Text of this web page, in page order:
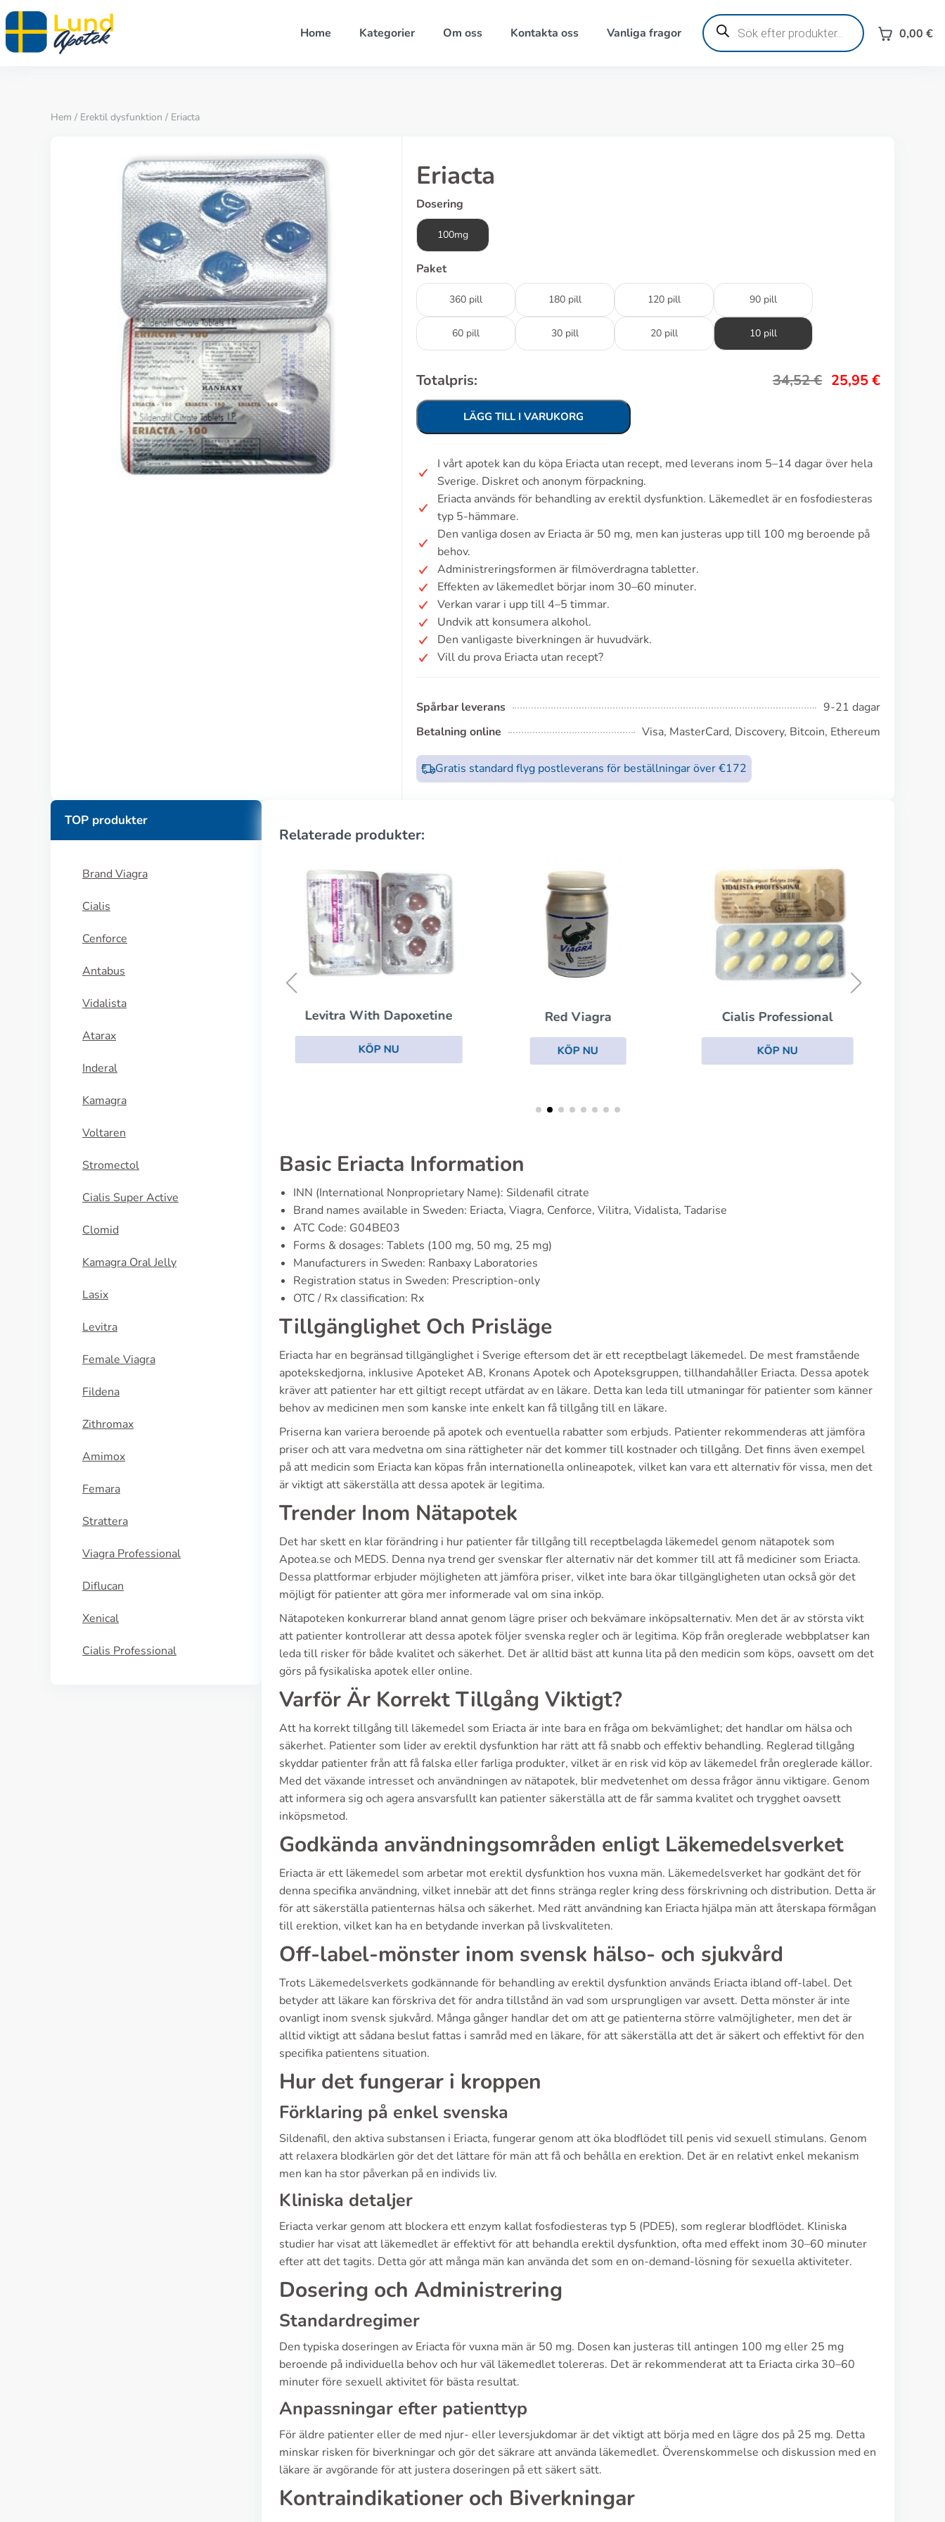
Home Kategorier Om oss Kontakta oss Vanliga fragor
Produktsökning
0,00 €
Hem / Erektil dysfunktion / Eriacta
Eriacta
Dosering
100mg
Paket
360 pill 180 pill 120 pill 90 pill
60 pill 30 pill 20 pill 10 pill
Totalpris: 34,52€ 25,95€
LÄGG TILL I VARUKORG
I vårt apotek kan du köpa Eriacta utan recept, med leverans inom 5–14 dagar över hela
Sverige. Diskret och anonym förpackning.
Eriacta används för behandling av erektil dysfunktion. Läkemedlet är en fosfodiesteras
typ 5-hämmare.
Den vanliga dosen av Eriacta är 50 mg, men kan justeras upp till 100 mg beroende på
behov.
Administreringsformen är filmöverdragna tabletter.
Effekten av läkemedlet börjar inom 30–60 minuter.
Verkan varar i upp till 4–5 timmar.
Undvik att konsumera alkohol.
Den vanligaste biverkningen är huvudvärk.
Vill du prova Eriacta utan recept?
Spårbar leverans
9-21 dagar
Betalning online
Visa, MasterCard, Discovery, Bitcoin, Ethereum
Gratis standard flyg postleverans för beställningar över €172
TOP produkter
Brand Viagra
Cialis
Cenforce
Antabus
Vidalista
Atarax
Inderal
Kamagra
Voltaren
Stromectol
Cialis Super Active
Clomid
Kamagra Oral Jelly
Lasix
Levitra
Female Viagra
Fildena
Zithromax
Amimox
Femara
Strattera
Viagra Professional
Diflucan
Xenical
Cialis Professional
Relaterade produkter:
Red Viagra
KÖP NU
Cialis Professional
KÖP NU
Viagra
Basic Eriacta Information
INN (International Nonproprietary Name): Sildenafil citrate
Brand names available in Sweden: Eriacta, Viagra, Cenforce, Vilitra, Vidalista, Tadarise
ATC Code: G04BE03
Forms & dosages: Tablets (100 mg, 50 mg, 25 mg)
Manufacturers in Sweden: Ranbaxy Laboratories
Registration status in Sweden: Prescription-only
OTC / Rx classification: Rx
Tillgänglighet Och Prisläge
Eriacta har en begränsad tillgänglighet i Sverige eftersom det är ett receptbelagt läkemedel. De mest framstående
apotekskedjorna, inklusive Apoteket AB, Kronans Apotek och Apoteksgruppen, tillhandahåller Eriacta. Dessa apotek
kräver att patienter har ett giltigt recept utfärdat av en läkare. Detta kan leda till utmaningar för patienter som känner
behov av medicinen men som kanske inte enkelt kan få tillgång till en läkare.
Priserna kan variera beroende på apotek och eventuella rabatter som erbjuds. Patienter rekommenderas att jämföra
priser och att vara medvetna om sina rättigheter när det kommer till kostnader och tillgång. Det finns även exempel
på att medicin som Eriacta kan köpas från internationella onlineapotek, vilket kan vara ett alternativ för vissa, men det
är viktigt att säkerställa att dessa apotek är legitima.
Trender Inom Nätapotek
Det har skett en klar förändring i hur patienter får tillgång till receptbelagda läkemedel genom nätapotek som
Apotea.se och MEDS. Denna nya trend ger svenskar fler alternativ när det kommer till att få mediciner som Eriacta.
Dessa plattformar erbjuder möjligheten att jämföra priser, vilket inte bara ökar tillgängligheten utan också gör det
möjligt för patienter att göra mer informerade val om sina inköp.
Nätapoteken konkurrerar bland annat genom lägre priser och bekvämare inköpsalternativ. Men det är av största vikt
att patienter kontrollerar att dessa apotek följer svenska regler och är legitima. Köp från oreglerade webbplatser kan
leda till risker för både kvalitet och säkerhet. Det är alltid bäst att kunna lita på den medicin som köps, oavsett om det
görs på fysikaliska apotek eller online.
Varför Är Korrekt Tillgång Viktigt?
Att ha korrekt tillgång till läkemedel som Eriacta är inte bara en fråga om bekvämlighet; det handlar om hälsa och
säkerhet. Patienter som lider av erektil dysfunktion har rätt att få snabb och effektiv behandling. Reglerad tillgång
skyddar patienter från att få falska eller farliga produkter, vilket är en risk vid köp av läkemedel från oreglerade källor.
Med det växande intresset och användningen av nätapotek, blir medvetenhet om dessa frågor ännu viktigare. Genom
att informera sig och agera ansvarsfullt kan patienter säkerställa att de får samma kvalitet och trygghet oavsett
inköpsmetod.
Godkända användningsområden enligt Läkemedelsverket
Eriacta är ett läkemedel som arbetar mot erektil dysfunktion hos vuxna män. Läkemedelsverket har godkänt det för
denna specifika användning, vilket innebär att det finns stränga regler kring dess förskrivning och distribution. Detta är
för att säkerställa patienternas hälsa och säkerhet. Med rätt användning kan Eriacta hjälpa män att återskapa förmågan
till erektion, vilket kan ha en betydande inverkan på livskvaliteten.
Off-label-mönster inom svensk hälso- och sjukvård
Trots Läkemedelsverkets godkännande för behandling av erektil dysfunktion används Eriacta ibland off-label. Det
betyder att läkare kan förskriva det för andra tillstånd än vad som ursprungligen var avsett. Detta mönster är inte
ovanligt inom svensk sjukvård. Många gånger handlar det om att ge patienterna större valmöjligheter, men det är
alltid viktigt att sådana beslut fattas i samråd med en läkare, för att säkerställa att det är säkert och effektivt för den
specifika patientens situation.
Hur det fungerar i kroppen
Förklaring på enkel svenska
Sildenafil, den aktiva substansen i Eriacta, fungerar genom att öka blodflödet till penis vid sexuell stimulans. Genom
att relaxera blodkärlen gör det det lättare för män att få och behålla en erektion. Det är en relativt enkel mekanism
men kan ha stor påverkan på en individs liv.
Kliniska detaljer
Eriacta verkar genom att blockera ett enzym kallat fosfodiesteras typ 5 (PDE5), som reglerar blodflödet. Kliniska
studier har visat att läkemedlet är effektivt för att behandla erektil dysfunktion, ofta med effekt inom 30–60 minuter
efter att det tagits. Detta gör att många män kan använda det som en on-demand-lösning för sexuella aktiviteter.
Dosering och Administrering
Standardregimer
Den typiska doseringen av Eriacta för vuxna män är 50 mg. Dosen kan justeras till antingen 100 mg eller 25 mg
beroende på individuella behov och hur väl läkemedlet tolereras. Det är rekommenderat att ta Eriacta cirka 30–60
minuter före sexuell aktivitet för bästa resultat.
Anpassningar efter patienttyp
För äldre patienter eller de med njur- eller leversjukdomar är det viktigt att börja med en lägre dos på 25 mg. Detta
minskar risken för biverkningar och gör det säkrare att använda läkemedlet. Överenskommelse och diskussion med en
läkare är avgörande för att justera doseringen på ett säkert sätt.
Kontraindikationer och Biverkningar